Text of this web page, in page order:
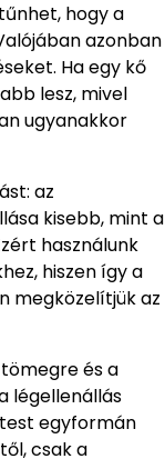
hogy a
azonban
Ha egy kő
lesz, mivel
ugyanakkor
az
kisebb, mint a
használunk
hiszen így a
megközelítjük az
és a
légellenállás
egyformán
csak a